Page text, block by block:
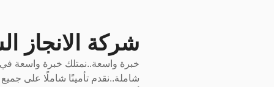
شركة الانجاز
خبرة واسعة..نمتلك خبرة واسعة في
شاملة..نقدم تأمينًا شاملًا على